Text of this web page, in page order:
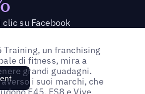
su Facebook
Training, un franchising
di fitness, mira a
grandi guadagni.
i suoi marchi, che
F45, FS8 e Vive